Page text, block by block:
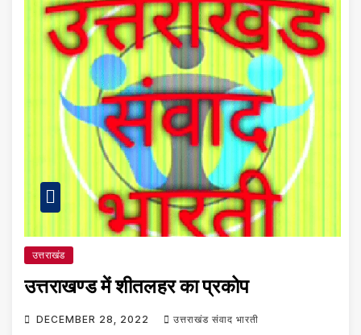
उत्तराखंड
उत्तराखण्ड में शीतलहर का प्रकोप
DECEMBER 28, 2022 उत्तराखंड संवाद भारती